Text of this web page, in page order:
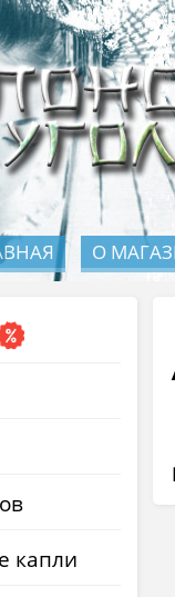
О
капли